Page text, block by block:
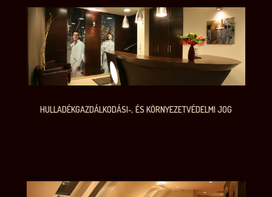
HULLADÉKGAZDÁLKODÁSI-, ÉS KÖRNYEZETVÉDELMI JOG